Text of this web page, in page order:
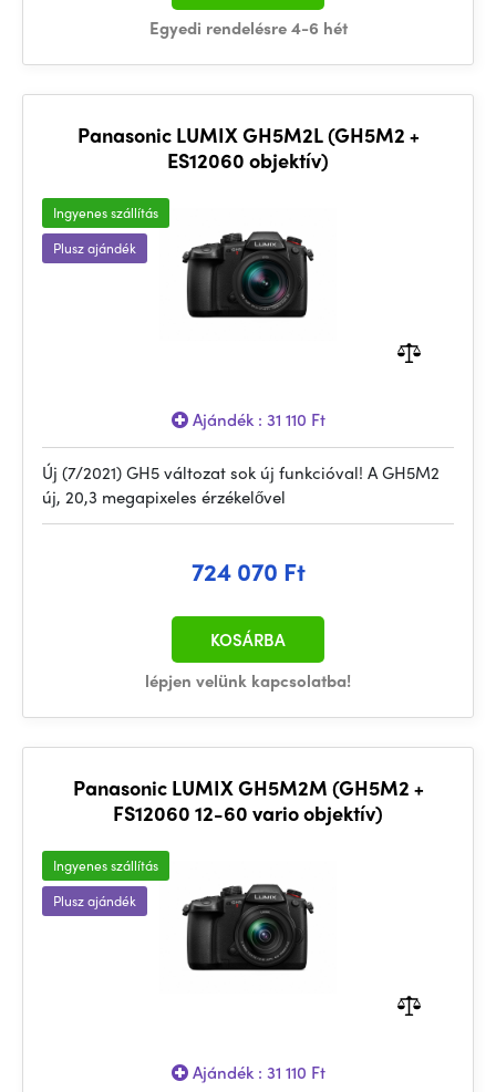
Egyedi rendelésre 4-6 hét
Panasonic LUMIX GH5M2L (GH5M2 +
ES12060 objektív)
Ingyenes szállítás
Plusz ajándék
Ajándék : 31 110 Ft
Új (7/2021) GH5 változat sok új funkcióval! A GH5M2
új, 20,3 megapixeles érzékelővel
724 070 Ft
lépjen velünk kapcsolatba!
KOSÁRBA
Panasonic LUMIX GH5M2M (GH5M2 +
FS12060 12-60 vario objektív)
Ingyenes szállítás
Plusz ajándék
Ajándék : 31 110 Ft